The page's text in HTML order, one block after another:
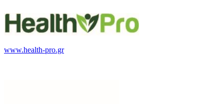
www.health-pro.gr